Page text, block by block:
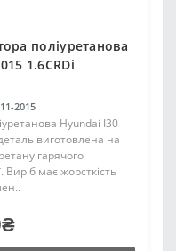
поліуретанова
1.6CRDi
2015
Hyundai I30
виготовлена на
гарячого
має жорсткість